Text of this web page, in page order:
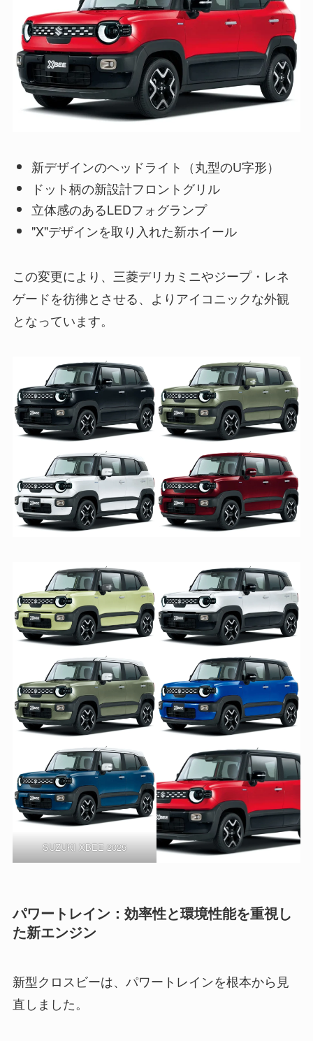
新デザインのヘッドライト（丸型のU字形）
ドット柄の新設計フロントグリル
立体感のあるLEDフォグランプ
"X"デザインを取り入れた新ホイール
この変更により、三菱デリカミニやジープ・レネ
ゲードを彷彿とさせる、よりアイコニックな外観
となっています。
SUZUKI XBEE 2025
パワートレイン：効率性と環境性能を重視し
た新エンジン
新型クロスビーは、パワートレインを根本から見
直しました。